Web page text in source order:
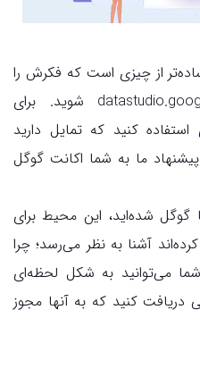
از چیزی است که فکرش را
می‌کنید. وارد آدرس datastudio.google.com شوید. برای
کنید که تمایل دارید
ما به شما اکانت گوگل
گوگل شده‌اید، این محیط برای
آشنا به نظر می‌رسد؛ چرا
می‌توانید به شکل لحظه‌ای
دریافت کنید که به آنها مجوز